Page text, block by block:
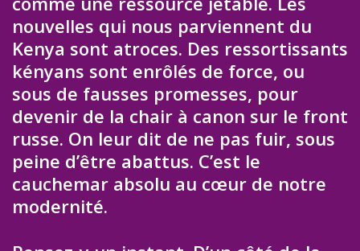
nouvelles qui nous parviennent du
Kenya sont atroces. Des ressortissants
kényans sont enrôlés de force, ou
sous de fausses promesses, pour
devenir de la chair à canon sur le front
russe. On leur dit de ne pas fuir, sous
peine d’être abattus. C’est le
cauchemar absolu au cœur de notre
modernité.